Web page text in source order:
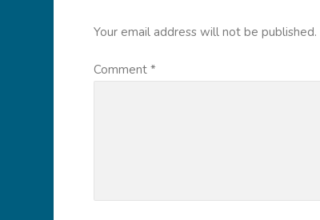
Your email address will not be published.
Comment *